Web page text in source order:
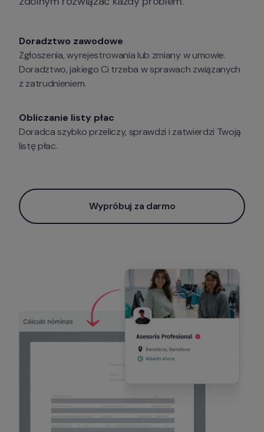
Doradztwo zawodowe
Zgłoszenia, wyrejestrowania lub zmiany w umowie.
Doradztwo, jakiego Ci trzeba w sprawach związanych
z zatrudnieniem.
Obliczanie listy płac
Doradca szybko przeliczy, sprawdzi i zatwierdzi Twoją
listę płac.
Wypróbuj za darmo